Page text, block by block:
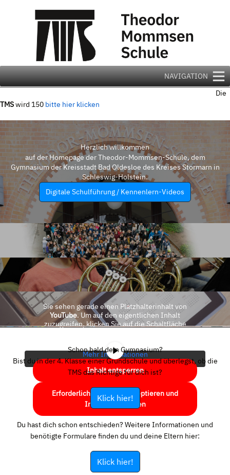
NAVIGATION
Die
TMSwird 150 bitte hier klicken
Herzlich willkommen
auf der Homepage der Theodor-Mommsen-Schule, dem
Gymnasium der Kreisstadt Bad Oldesloe des Kreises Stormarn in
Schleswig-Holstein.
Digitale Schulführung / Kennenlern-Videos
Sie sehen gerade einen Platzhalterinhalt von
YouTube. Um auf den eigentlichen Inhalt
zuzugreifen, klicken Sie auf die Schaltfläche
Mehr Informationen
Inhalt entsperren
Erforderlichen Service akzeptieren und
Inhalte entsperren
Schon bald dein Gymnasium?
Bist du in der 4. Klasse einer Grundschule und überlegst, ob die
TMS das Richtige für dich ist?
Klick hier!
Du hast dich schon entschieden? Weitere Informationen und
benötigte Formulare finden du und deine Eltern hier:
Klick hier!